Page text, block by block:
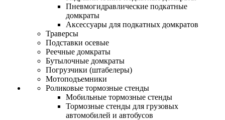
Пневмогидравлические подкатные
домкраты
Аксессуары для подкатных домкратов
Траверсы
Подставки осевые
Реечные домкраты
Бутылочные домкраты
Погрузчики (штабелеры)
Мотоподъемники
Роликовые тормозные стенды
Мобильные тормозные стенды
Тормозные стенды для грузовых
автомобилей и автобусов